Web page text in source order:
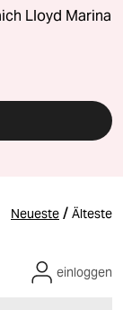
Lloyd Marina
Neueste / Älteste
einloggen